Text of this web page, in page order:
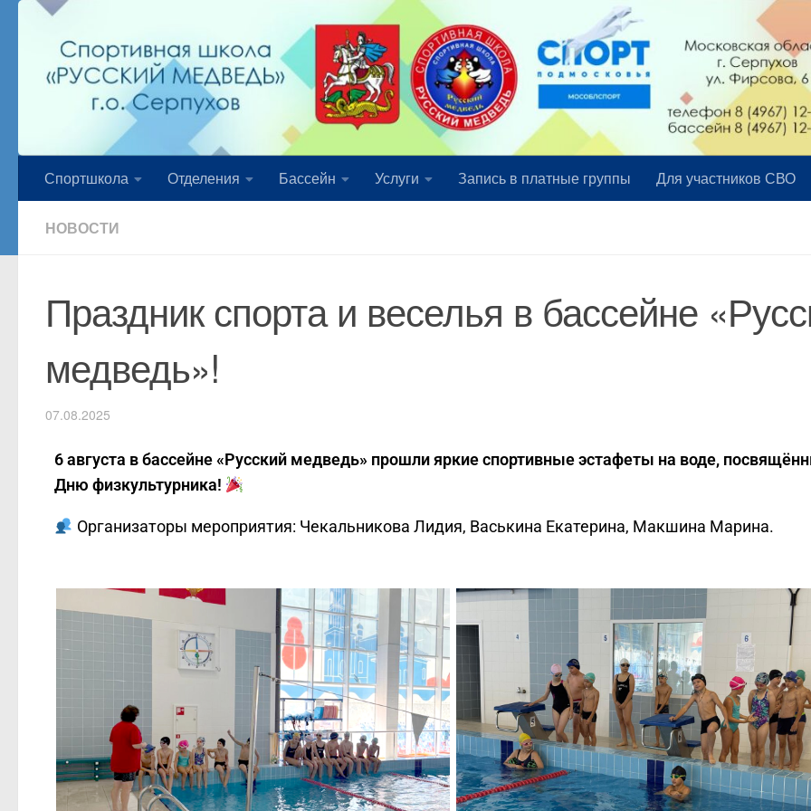
Спортшкола Отделения Бассейн Услуги Запись в платные группы Для участников СВО
НОВОСТИ
Праздник спорта и веселья в бассейне
медведь»!
07.08.2025
6 августа в бассейне «Русский медведь» прошли яркие спортивные эстафеты на воде,
Дню физкультурника!
Организаторы мероприятия: Чекальникова Лидия, Васькина Екатерина, Макшина Марина.